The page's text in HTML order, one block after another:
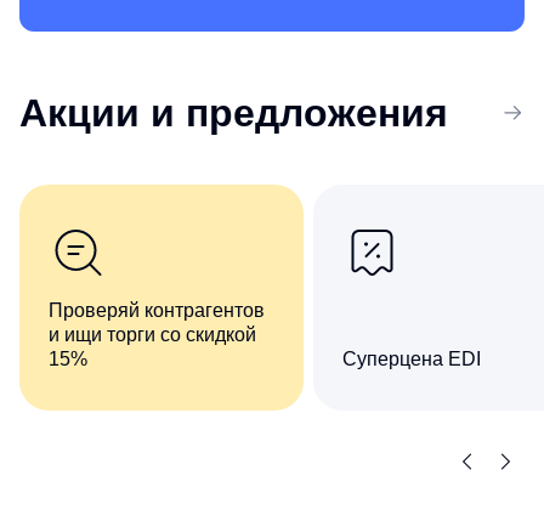
Акции и предложения
Проверяй контрагентов
и ищи торги со скидкой
15%
о компаниях и владельцах
Суперцена EDI
с контрагентами